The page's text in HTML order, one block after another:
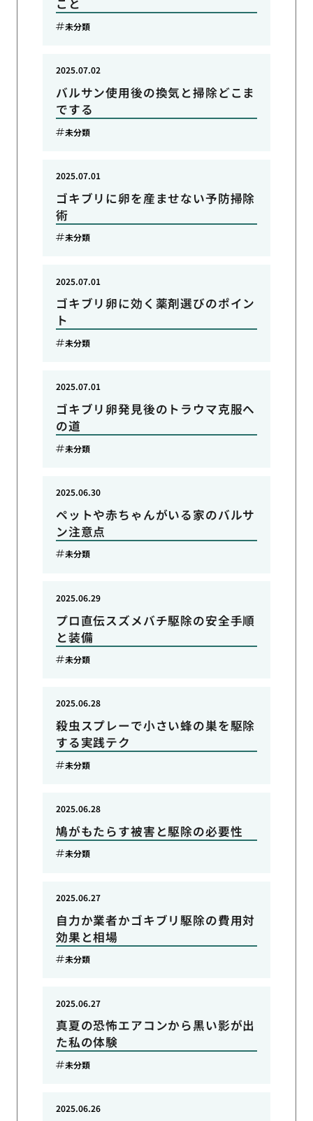
こと
未分類
バルサン使用後の換気と掃除どこま
でする
2025.07.02
未分類
ゴキブリに卵を産ませない予防掃除
術
2025.07.01
未分類
ゴキブリ卵に効く薬剤選びのポイン
ト
2025.07.01
未分類
ゴキブリ卵発見後のトラウマ克服へ
の道
2025.07.01
未分類
ペットや赤ちゃんがいる家のバルサ
ン注意点
2025.06.30
未分類
プロ直伝スズメバチ駆除の安全手順
と装備
2025.06.29
未分類
殺虫スプレーで小さい蜂の巣を駆除
する実践テク
2025.06.28
未分類
鳩がもたらす被害と駆除の必要性
2025.06.28
未分類
自力か業者かゴキブリ駆除の費用対
効果と相場
2025.06.27
未分類
真夏の恐怖エアコンから黒い影が出
た私の体験
2025.06.27
未分類
2025.06.26